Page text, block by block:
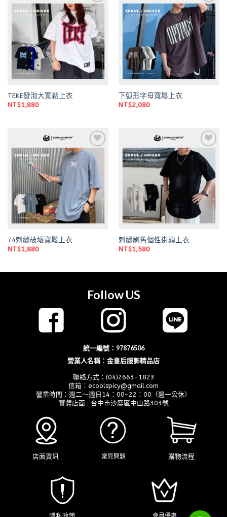
Add to
wishlist
TEKE發泡大寬鬆上衣
NT$1,880
Add to
wishlist
下弧形字母寬鬆上衣
NT$2,080
Add to
wishlist
74刺繡破壞寬鬆上衣
NT$1,880
Add to
wishlist
刺繡刷舊個性街頭上衣
NT$1,580
Follow US
統一編號：97876506
營業人名稱：金皇后服飾精品店
聯絡方式：(04)2663-1823
信箱：ecoolspicy@gmail.com
營業時間：週二～週日14：00~22：00（週一公休）
實體店面 : 台中市沙鹿區中山路303號
店面資訊 常見問題 購物流程